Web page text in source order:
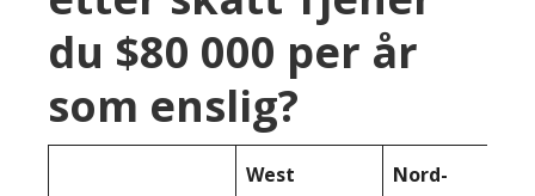
du $80 000 per år
som enslig?
West
Nord-